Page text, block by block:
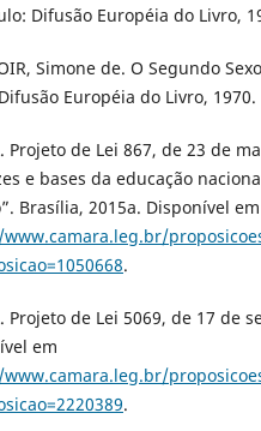
Difusão Européia do Livro,
Simone de. O Segundo
Européia do Livro, 1970.
Projeto de Lei 867, de 23 de
e bases da educação
Brasília, 2015a. Disponível em
.
Projeto de Lei 5069, de 17 de
em
.